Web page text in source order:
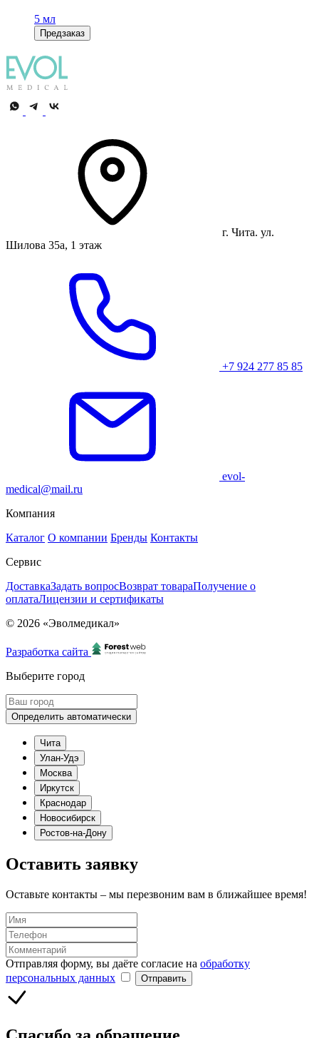
5 мл
Предзаказ
г. Чита. ул.
Шилова 35а, 1 этаж
+7 924 277 85 85
evol-
medical@mail.ru
Компания
Каталог О компании Бренды Контакты
Сервис
ДоставкаЗадать вопросВозврат товараПолучение о
оплатаЛицензии и сертификаты
© 2026 «Эволмедикал»
Разработка сайта
Выберите город
Определить автоматически
Чита
Улан-Удэ
Москва
Иркутск
Краснодар
Новосибирск
Ростов-на-Дону
Оставить заявку
Оставьте контакты – мы перезвоним вам в ближайшее время!
Отправляя форму, вы даёте согласие на обработку
персональных данных
Отправить